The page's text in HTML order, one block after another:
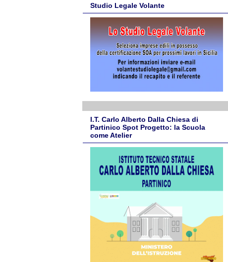
Studio Legale Volante
I.T. Carlo Alberto Dalla Chiesa di
Partinico Spot Progetto: la Scuola
come Atelier